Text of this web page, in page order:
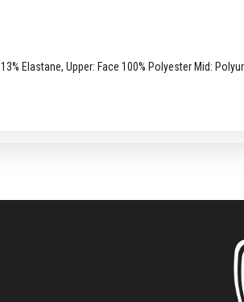
Elastane, Upper: Face 100% Polyester Mid: